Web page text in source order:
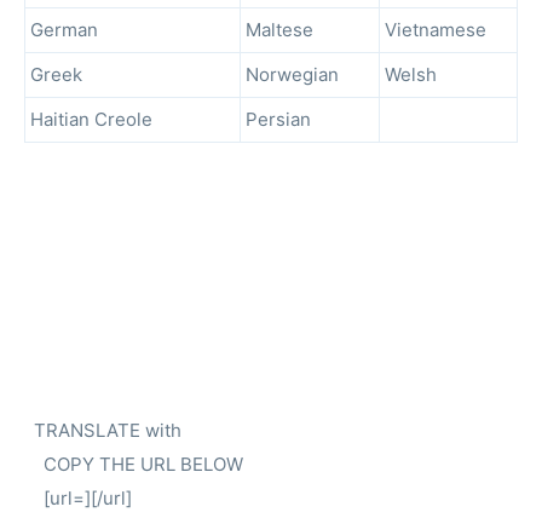
German
Maltese
Vietnamese
Greek
Norwegian
Welsh
Haitian Creole
Persian
TRANSLATE with
COPY THE URL BELOW
[url=][/url]